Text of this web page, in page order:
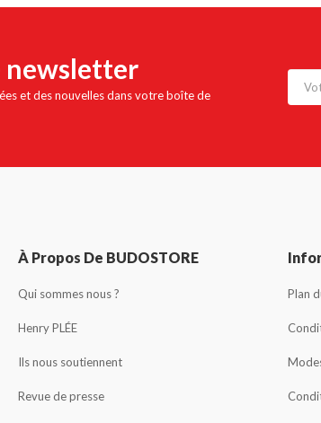
newsletter
et des nouvelles dans votre boîte de
À Propos De BUDOSTORE
Qui sommes nous ?
Henry PLÉE
Ils nous soutiennent
Revue de presse
Plan